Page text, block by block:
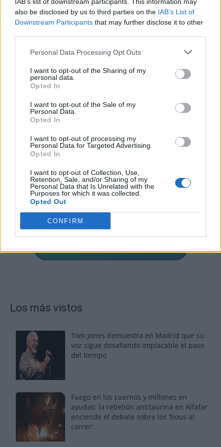
also be disclosed by us to third parties on the IAB’s List of
Downstream Participants that may further disclose it to other
Personal Data Processing Opt Outs
I want to opt-out of the Sharing of my
personal data.
Opted In
I want to opt-out of the Sale of my
Personal Data.
Opted In
I want to opt-out of processing my
Personal Data for Targeted Advertising.
Opted In
I want to opt-out of Collection, Use,
Retention, Sale, and/or Sharing of my
Personal Data that Is Unrelated with the
Purposes for which it was collected.
Opted Out
CONFIRM
Publicidad
Los más vistos
Tom Jones demuestra en Madrid que su
voz sigue desafiando implacable el paso
del tiempo
Fuego en los cuernos y millones en
ayudas: la rebelión antitaurina en Alfafar
enciende el debate sobre los 'bous al
carrer'